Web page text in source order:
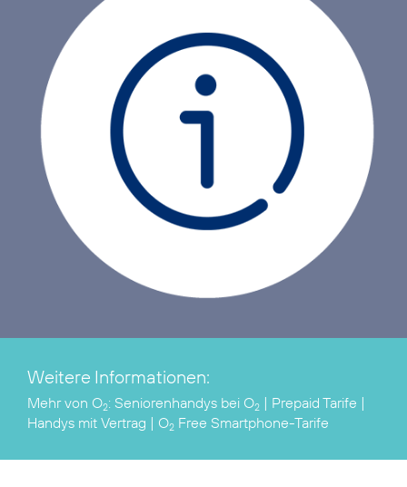
Weitere Informationen:
Mehr von O2: Seniorenhandys bei O2 | Prepaid Tarife |
Handys mit Vertrag | O2 Free Smartphone-Tarife